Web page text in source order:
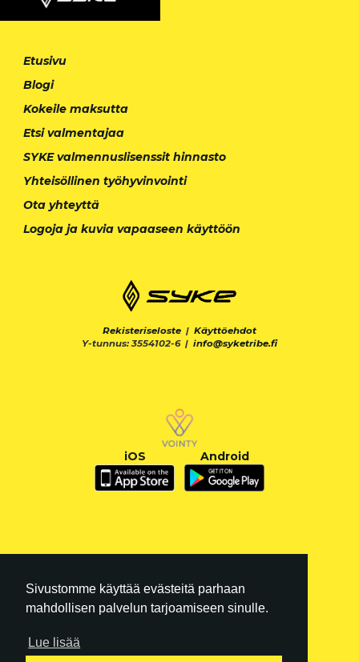
Sivustomme käyttää evästeitä parhaan
mahdollisen palvelun tarjoamiseen sinulle.
Lue lisää
Etusivu
Blogi
Kokeile maksutta
Etsi valmentajaa
SYKE valmennuslisenssit hinnasto
Yhteisöllinen työhyvinvointi
Ota yhteyttä
Logoja ja kuvia vapaaseen käyttöön
Rekisteriseloste | Käyttöehdot
Y-tunnus: 3554102-6 | info@syketribe.fi
iOS Android